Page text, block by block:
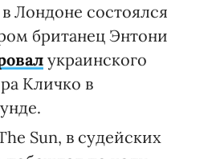
Лондоне состоялся
британец Энтони
украинского
Кличко в
Sun, в судейских